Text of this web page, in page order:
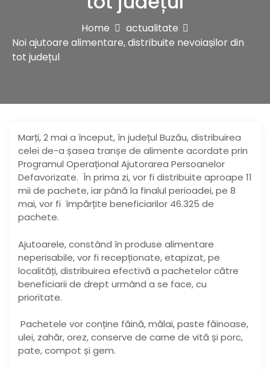
Home
actualitate
Noi ajutoare alimentare, distribuite nevoiașilor din
tot județul
Marți, 2 mai a început, în județul Buzău, distribuirea
celei de-a șasea tranșe de alimente acordate prin
Programul Operațional Ajutorarea Persoanelor
Defavorizate. În prima zi, vor fi distribuite aproape 11
mii de pachete, iar până la finalul perioadei, pe 8
mai, vor fi împărțite beneficiarilor 46.325 de
pachete.
Ajutoarele, constând în produse alimentare
neperisabile, vor fi recepționate, etapizat, pe
localități, distribuirea efectivă a pachetelor către
beneficiarii de drept urmând a se face, cu
prioritate.
Pachetele vor conține făină, mălai, paste făinoase,
ulei, zahăr, orez, conserve de carne de vită și porc,
pate, compot și gem.